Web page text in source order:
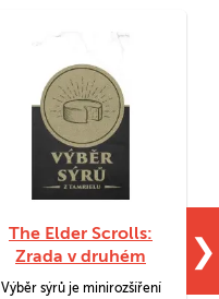
The Elder Scrolls:
Zrada v druhém
věku - Výběr sýrů
Výběr sýrů je minirozšíření
❯